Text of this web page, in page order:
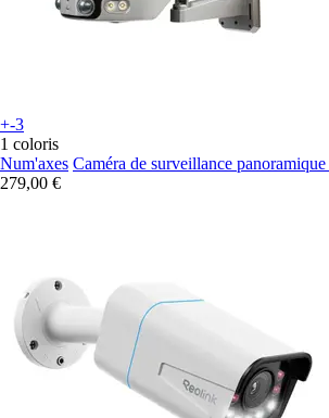
+-3
1 coloris
Num'axes Caméra de surveillance
279,00 €